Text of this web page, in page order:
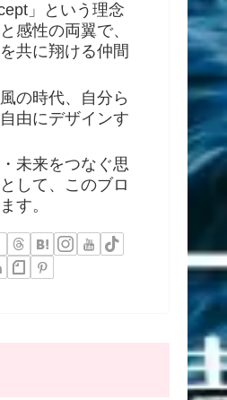
」という理念
感性の両翼で、
共に翔ける仲間
の時代、自分ら
由にデザインす
未来をつなぐ思
して、このブロ
す。